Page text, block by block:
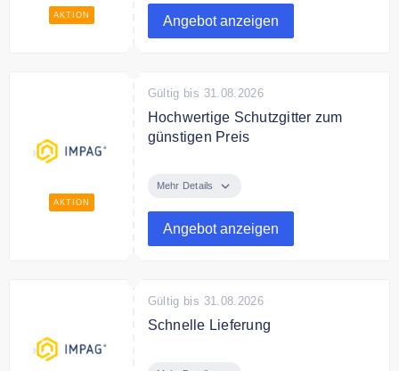
AKTION Angebot anzeigen
AKTION
Gültig bis 31.08.2026
Hochwertige Schutzgitter zum
günstigen Preis
Schutzgitter zum günstigen Preis.
Mehr Details
Angebot anzeigen
Gültig bis 31.08.2026
Schnelle Lieferung